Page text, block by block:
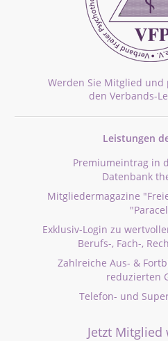
Werden Sie Mitglied und
den Verbands-
Leistungen
Premiumeintrag in
Datenbank
Mitgliedermagazine
Exklusiv-Login zu
Berufs-, Fach-,
Zahlreiche Aus- &
reduzierten
Telefon- und
Jetzt Mitglied